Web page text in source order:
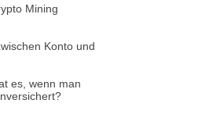
Mining
Konto und
es, wenn man